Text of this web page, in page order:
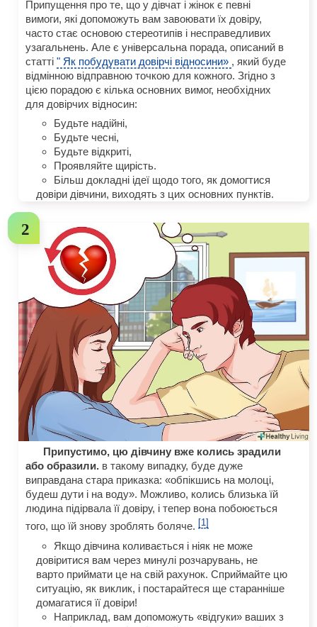
Припущення про те, що у дівчат і жінок є певні
вимоги, які допоможуть вам завоювати їх довіру,
часто стає основою стереотипів і несправедливих
узагальнень. Але є універсальна порада, описаний в
статті" Як побудувати довірчі відносини» , який буде
відмінною відправною точкою для кожного. Згідно з
цією порадою є кілька основних вимог, необхідних
для довірчих відносин:
Будьте надійні,
Будьте чесні,
Будьте відкриті,
Проявляйте щирість.
Більш докладні ідеї щодо того, як домогтися
довіри дівчини, виходять з цих основних пунктів.
Припустимо, цю дівчину вже колись зрадили
або образили. в такому випадку, буде дуже
виправдана стара приказка: «обпікшись на молоці,
будеш дути і на воду». Можливо, колись близька їй
людина підірвала її довіру, і тепер вона побоюється
того, що їй знову зроблять боляче. [1]
Якщо дівчина коливається і ніяк не може
довіритися вам через минулі розчарувань, не
варто приймати це на свій рахунок. Сприймайте цю
ситуацію, як виклик, і постарайтеся ще старанніше
домагатися її довіри!
Наприклад, вам допоможуть «відгуки» ваших з